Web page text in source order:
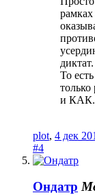
рамках
диктат.
То
и КАК.
plot, 4 дек
#4
Ондатр